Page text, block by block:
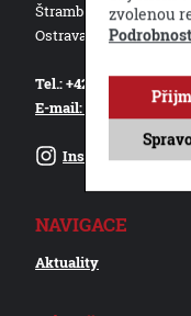
Štramberská 1581/ 45a
Ostrava - Hulváky
Tel.: +420 775 262 245
E-mail:
Instagram
NAVIGACE
Aktuality
zvolenou